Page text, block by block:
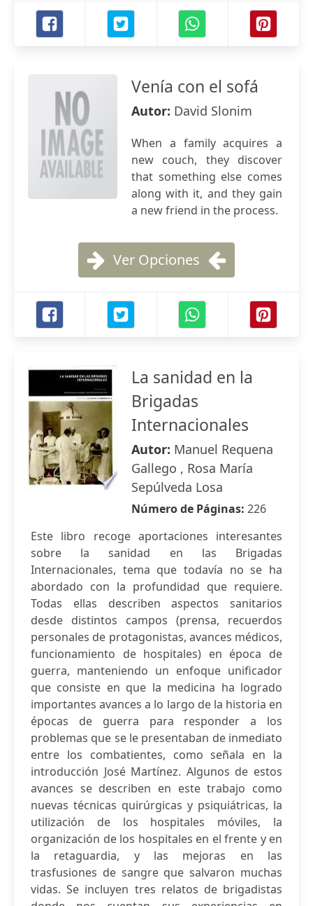
Venía con el sofá
Autor: David Slonim
When a family acquires a
new couch, they discover
that something else comes
along with it, and they gain
a new friend in the process.
Ver Opciones
La sanidad en la
Brigadas
Internacionales
Autor: Manuel Requena
Gallego , Rosa María
Sepúlveda Losa
Número de Páginas: 226
Este libro recoge aportaciones interesantes
sobre la sanidad en las Brigadas
Internacionales, tema que todavía no se ha
abordado con la profundidad que requiere.
Todas ellas describen aspectos sanitarios
desde distintos campos (prensa, recuerdos
personales de protagonistas, avances médicos,
funcionamiento de hospitales) en época de
guerra, manteniendo un enfoque unificador
que consiste en que la medicina ha logrado
importantes avances a lo largo de la historia en
épocas de guerra para responder a los
problemas que se le presentaban de inmediato
entre los combatientes, como señala en la
introducción José Martínez. Algunos de estos
avances se describen en este trabajo como
nuevas técnicas quirúrgicas y psiquiátricas, la
utilización de los hospitales móviles, la
organización de los hospitales en el frente y en
la retaguardia, y las mejoras en las
trasfusiones de sangre que salvaron muchas
vidas. Se incluyen tres relatos de brigadistas